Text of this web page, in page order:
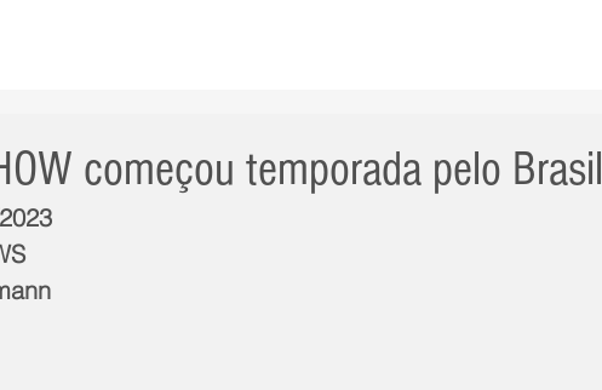
começou temporada pelo Brasil